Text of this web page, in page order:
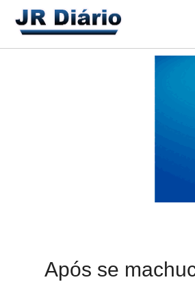
Após se